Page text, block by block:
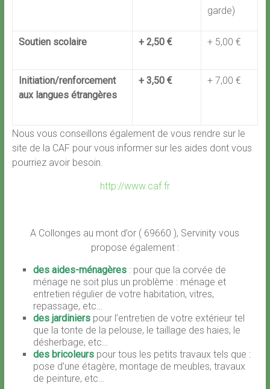
garde)
Soutien scolaire + 2,50 € + 5,00 €
Initiation/renforcement
aux langues étrangères
+ 3,50 € + 7,00 €
Nous vous conseillons également de vous rendre sur le
site de la CAF pour vous informer sur les aides dont vous
pourriez avoir besoin.
http://www.caf.fr
A Collonges au mont d’or ( 69660 ), Servinity vous
propose également :
des aides-ménagères: pour que la corvée de
ménage ne soit plus un problème : ménage et
entretien régulier de votre habitation, vitres,
repassage, etc…
des jardinierspour l’entretien de votre extérieur tel
que la tonte de la pelouse, le taillage des haies, le
désherbage, etc…
des bricoleurspour tous les petits travaux tels que :
pose d’une étagère, montage de meubles, travaux
de peinture, etc…